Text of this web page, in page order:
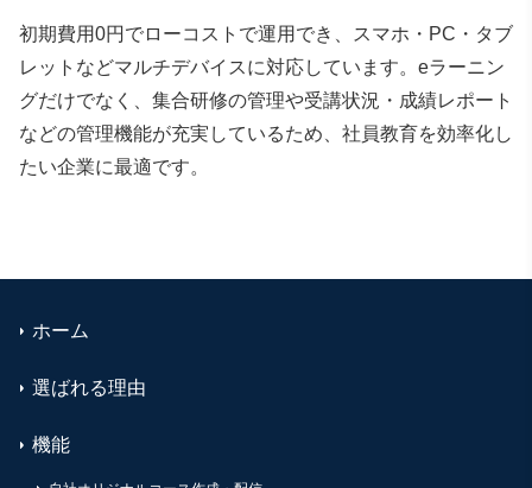
初期費用0円でローコストで運用でき、スマホ・PC・タブ
レットなどマルチデバイスに対応しています。eラーニン
グだけでなく、集合研修の管理や受講状況・成績レポート
などの管理機能が充実しているため、社員教育を効率化し
たい企業に最適です。
ホーム
選ばれる理由
機能